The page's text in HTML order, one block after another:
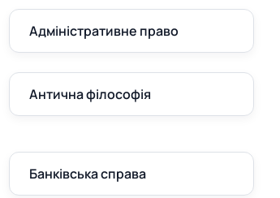
Адміністративне право
Антична філософія
Банківська справа